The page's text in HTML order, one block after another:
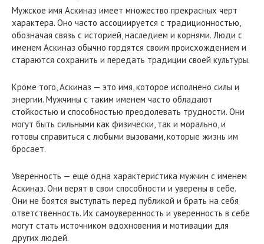
Мужское имя Аскиназ имеет множество прекрасных черт
характера. Оно часто ассоциируется с традиционностью,
обозначая связь с историей, наследием и корнями. Люди с
именем Аскиназ обычно гордятся своим происхождением и
стараются сохранить и передать традиции своей культуры.
Кроме того, Аскиназ — это имя, которое исполнено силы и
энергии. Мужчины с таким именем часто обладают
стойкостью и способностью преодолевать трудности. Они
могут быть сильными как физически, так и морально, и
готовы справиться с любыми вызовами, которые жизнь им
бросает.
Уверенность — еще одна характеристика мужчин с именем
Аскиназ. Они верят в свои способности и уверены в себе.
Они не боятся выступать перед публикой и брать на себя
ответственность. Их самоуверенность и уверенность в себе
могут стать источником вдохновения и мотивации для
других людей.